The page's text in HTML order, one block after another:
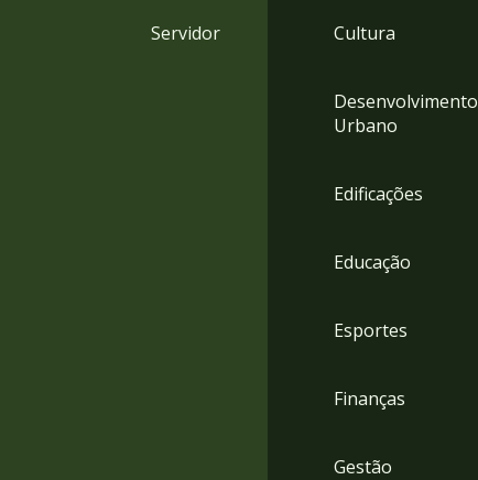
Servidor Cultura
Desenvolvimento
Urbano
Edificações
Educação
Esportes
Finanças
Gestão